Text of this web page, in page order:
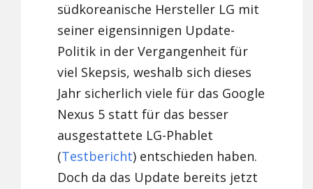
südkoreanische Hersteller LG mit
seiner eigensinnigen Update-
Politik in der Vergangenheit für
viel Skepsis, weshalb sich dieses
Jahr sicherlich viele für das Google
Nexus 5 statt für das besser
ausgestattete LG-Phablet
(Testbericht) entschieden haben.
Doch da das Update bereits jetzt